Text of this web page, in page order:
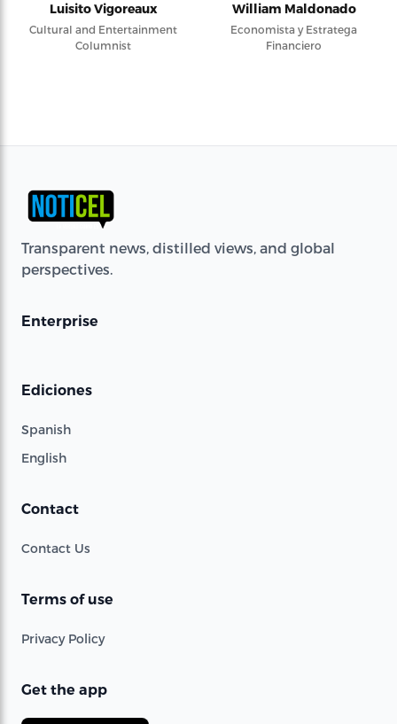
Luisito Vigoreaux
Cultural and Entertainment
Columnist
William Maldonado
Economista y Estratega
Financiero
Transparent news, distilled views, and global
perspectives.
Enterprise
Ediciones
Spanish
English
Contact
Contact Us
Terms of use
Privacy Policy
Get the app